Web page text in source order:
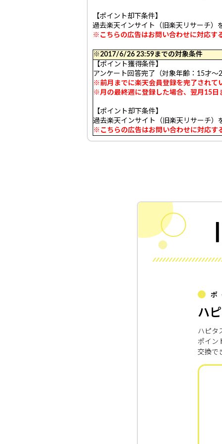
【ポイント却下条件】
過去楽天インサイト（旧楽天リサーチ）
※こちらの広告はお問い合わせに対応す
※2017/6/26 23:59までの対象条件
【ポイント獲得条件】
アンケート回答完了（対象年齢：15才～
※前月までに楽天会員登録を完了されて
※月の最終週に登録した場合、翌月15日
【ポイント却下条件】
過去楽天インサイト（旧楽天リサーチ）
※こちらの広告はお問い合わせに対応す
ハ
ハピタ
ポイン
交換で